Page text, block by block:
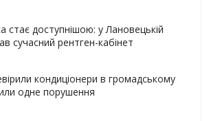
стає доступнішою: у Лановецькій
сучасний рентген-кабінет
кондиціонери в громадському
одне порушення